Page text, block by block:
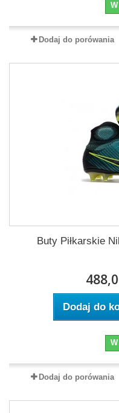
Dodaj do porówania
Buty Piłkarskie
Dodaj do
Dodaj do porówania